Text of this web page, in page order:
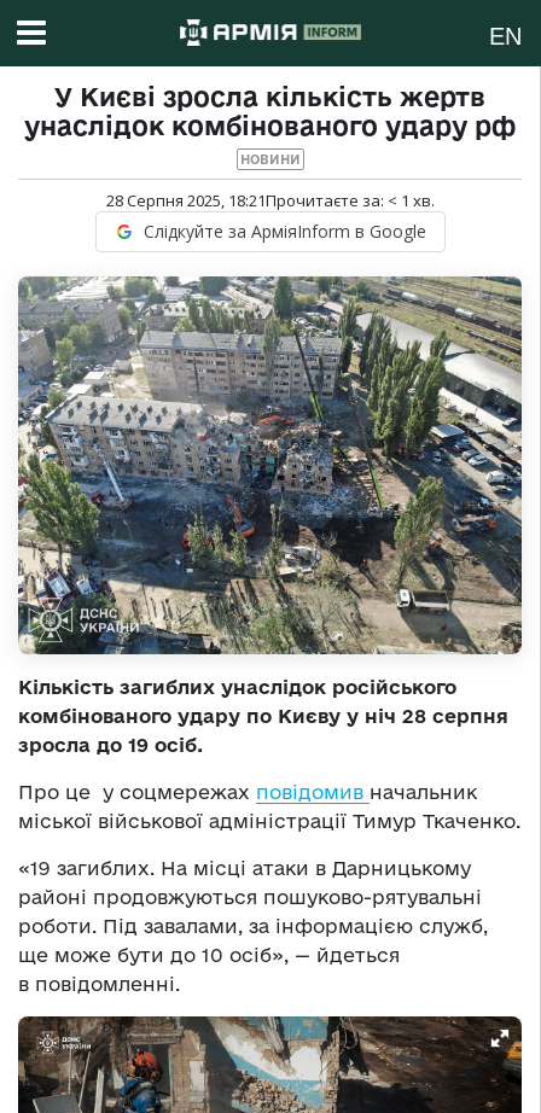
EN
У Києві зросла кількість жертв
унаслідок комбінованого удару рф
НОВИНИ
28 Серпня 2025, 18:21Прочитаєте за: < 1 хв.
Слідкуйте за АрміяInform в Google
Кількість загиблих унаслідок російського
комбінованого удару по Києву у ніч 28 серпня
зросла до 19 осіб.
Про це у соцмережах повідомив начальник
міської військової адміністрації Тимур Ткаченко.
«19 загиблих. На місці атаки в Дарницькому
районі продовжуються пошуково-рятувальні
роботи. Під завалами, за інформацією служб,
ще може бути до 10 осіб», — йдеться
в повідомленні.